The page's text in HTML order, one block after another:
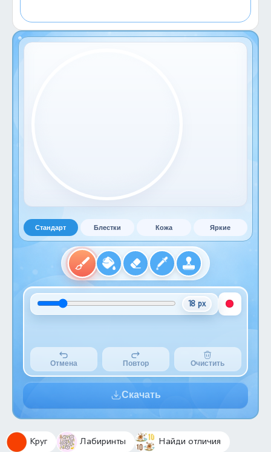
Стандарт Блестки Кожа Яркие
18 px
Отмена Повтор Очистить
Скачать
Круг Лабиринты
Найди отличия